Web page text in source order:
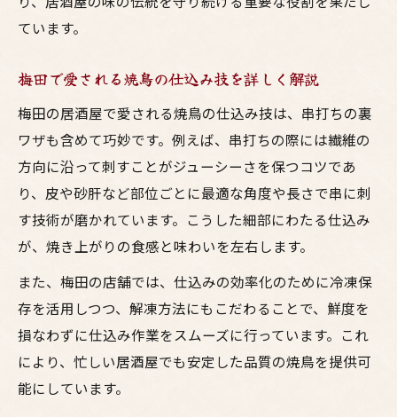
ています。
梅田で愛される焼鳥の仕込み技を詳しく解説
梅田の居酒屋で愛される焼鳥の仕込み技は、串打ちの裏
ワザも含めて巧妙です。例えば、串打ちの際には繊維の
方向に沿って刺すことがジューシーさを保つコツであ
り、皮や砂肝など部位ごとに最適な角度や長さで串に刺
す技術が磨かれています。こうした細部にわたる仕込み
が、焼き上がりの食感と味わいを左右します。
また、梅田の店舗では、仕込みの効率化のために冷凍保
存を活用しつつ、解凍方法にもこだわることで、鮮度を
損なわずに仕込み作業をスムーズに行っています。これ
により、忙しい居酒屋でも安定した品質の焼鳥を提供可
能にしています。